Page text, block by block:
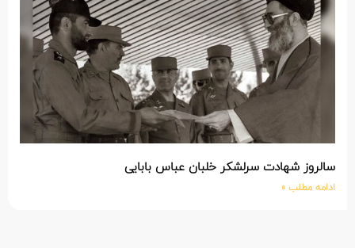
سالروز شهادت سرلشکر خلبان عباس بابایی
ادامه مطلب »